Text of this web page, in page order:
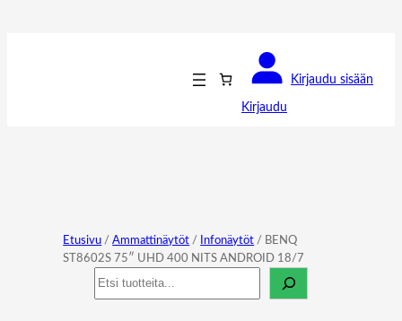
Kirjaudu
Kirjaudu sisään
Etusivu /Ammattinäytöt / Infonäytöt / BENQ
ST8602S 75″ UHD 400 NITS ANDROID 18/7
Haku